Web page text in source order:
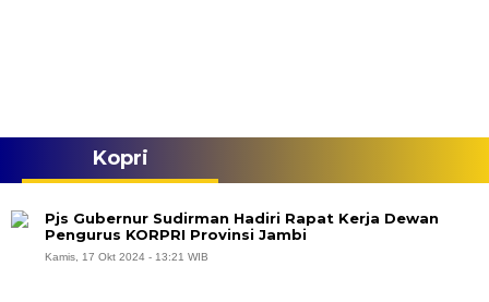
Kopri
Pjs Gubernur Sudirman Hadiri Rapat Kerja Dewan
Pengurus KORPRI Provinsi Jambi
Kamis, 17 Okt 2024 - 13:21 WIB